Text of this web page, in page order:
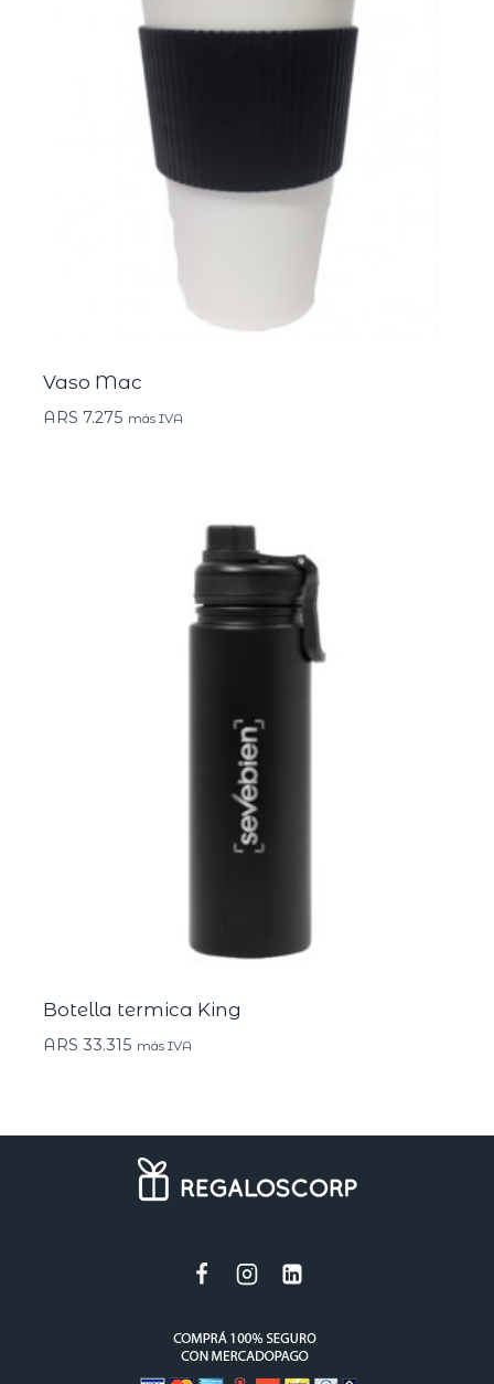
Vaso Mac
ARS 7.275 más IVA
Botella termica King
ARS 33.315 más IVA